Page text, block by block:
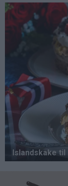
Hopp
hovedinnhold